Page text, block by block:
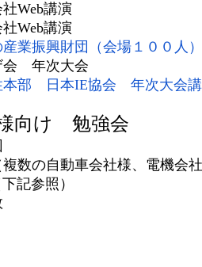
講演
講演
業振興財団（会場１００人）
年次大会
本部 日本IE協会 年次大会講
向け 勉強会
動車会社様、電機会社様
参照）